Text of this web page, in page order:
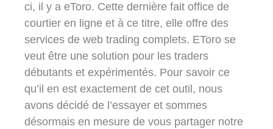
ci, il y a eToro. Cette dernière fait office de
courtier en ligne et à ce titre, elle offre des
services de web trading complets. EToro se
veut être une solution pour les traders
débutants et expérimentés. Pour savoir ce
qu’il en est exactement de cet outil, nous
avons décidé de l’essayer et sommes
désormais en mesure de vous partager notre